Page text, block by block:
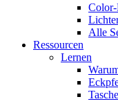
Alle
Ressourcen
Lernen